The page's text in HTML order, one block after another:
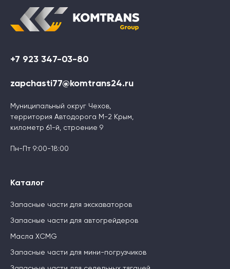
+7 923 347-03-80
zapchasti77@komtrans24.ru
Муниципальный округ Чехов,
территория Автодорога М-2 Крым,
километр 61-й, строение 9
Пн-Пт 9:00-18:00
Каталог
Запасные части для экскаваторов
Запасные части для автогрейдеров
Масла XCMG
Запасные части для мини-погрузчиков